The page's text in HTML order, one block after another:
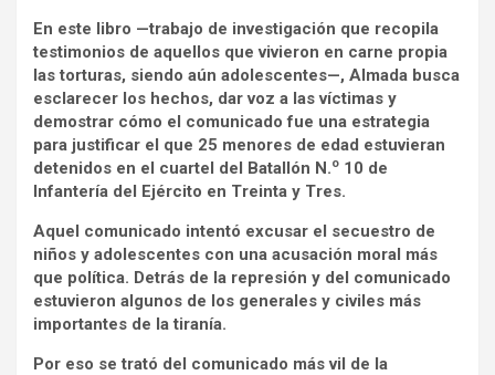
En este libro —trabajo de investigación que recopila
testimonios de aquellos que vivieron en carne propia
las torturas, siendo aún adolescentes—, Almada busca
esclarecer los hechos, dar voz a las víctimas y
demostrar cómo el comunicado fue una estrategia
para justificar el que 25 menores de edad estuvieran
detenidos en el cuartel del Batallón N.o 10 de
Infantería del Ejército en Treinta y Tres.
Aquel comunicado intentó excusar el secuestro de
niños y adolescentes con una acusación moral más
que política. Detrás de la represión y del comunicado
estuvieron algunos de los generales y civiles más
importantes de la tiranía.
Por eso se trató del comunicado más vil de la